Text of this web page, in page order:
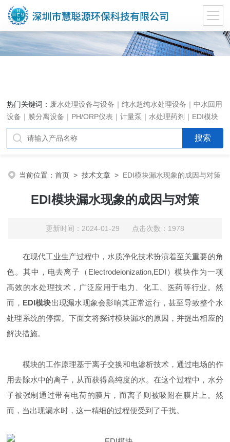
热门关键词： 废水处理设备与设备｜纯水超纯水处理设备｜中水回用
设备｜膜分离设备｜PH/ORP仪表｜计量泵｜水处理药剂｜EDI模块
代理｜EDI模块维修
当前位置：首页 >技术文章 > EDI模块漏水现象的成因与对策
EDI模块漏水现象的成因与对策
更新时间：2024-01-29 点击次数：1978
在现代工业生产过程中，水质净化技术扮演着至关重要的角
色。其中，电去离子（Electrodeionization,EDI）模块作为一项
高效的水处理技术，广泛应用于电力、化工、医药等行业。然
而， EDI模块出现漏水现象会影响其正常运行，甚至导致整个水
处理系统的停摆。下面文将探讨模块漏水的原因，并提出相应的
解决措施。
模块的工作原理基于离子交换和电渗析技术，通过电场的作
用去除水中的离子，从而获得高纯度的水。在这个过程中，水分
子被强制通过带有电荷的膜片，而离子则被吸附在膜片上。然
而，当出现漏水时，这一精细的过程便受到了干扰。